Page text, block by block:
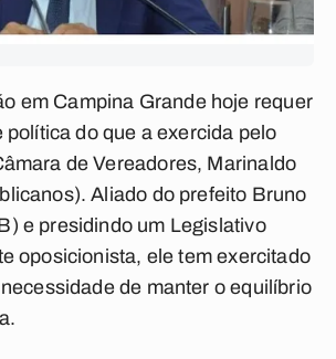
em Campina Grande hoje requer
política do que a exercida pelo
de Vereadores, Marinaldo
Aliado do prefeito Bruno
e presidindo um Legislativo
oposicionista, ele tem exercitado
de manter o equilíbrio